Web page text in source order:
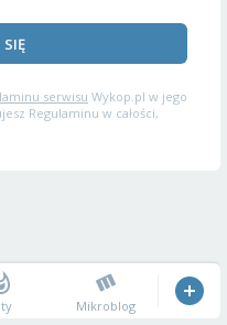
serwisu Wykop.pl w jego
Regulaminu w całości,
Mikroblog